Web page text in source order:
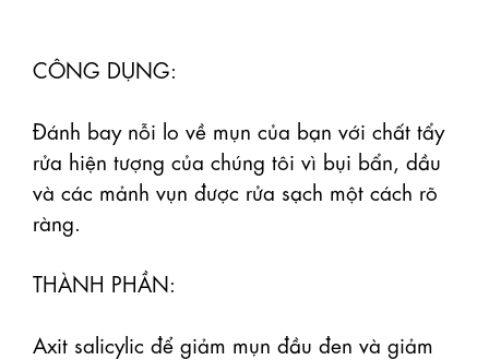
CÔNG DỤNG:
Đánh bay nỗi lo về mụn của bạn với chất tẩy
rửa hiện tượng của chúng tôi vì bụi bẩn, dầu
và các mảnh vụn được rửa sạch một cách rõ
ràng.
THÀNH PHẦN:
Axit salicylic để giảm mụn đầu đen và giảm